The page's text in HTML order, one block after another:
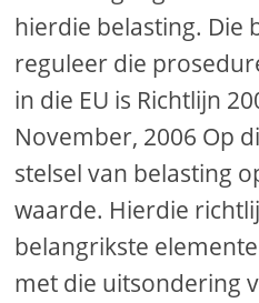
hierdie belasting. Die
reguleer die
in die EU is Richtlijn
November, 2006 Op
stelsel van belasting
waarde. Hierdie
belangrikste
met die uitsondering